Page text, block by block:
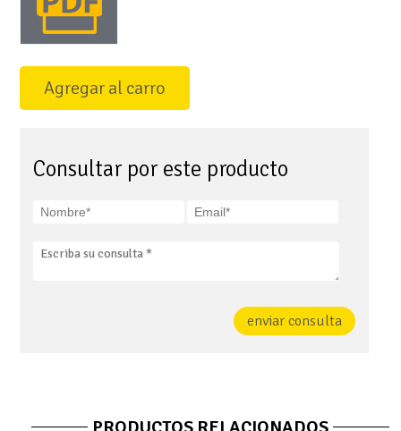
Agregar al carro
Consultar por este producto
enviar consulta